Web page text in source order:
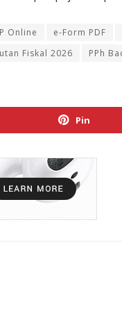
Online e-Form PDF
Fiskal 2026
PPh
Pin